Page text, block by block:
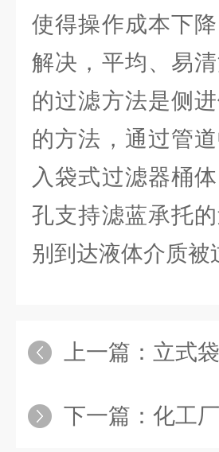
使得操作成本下
解决，平均、易
的过滤方法是侧
的方法，通过管
入袋式过滤器桶
孔支持滤蓝承托
别到达液体介质被
上一篇： 立式
下一篇： 化工